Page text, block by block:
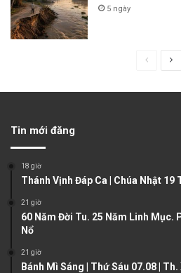
5 ngày
u
g
Tin mới đăng
18 giờ
Thánh Vịnh Đáp Ca | Chúa Nhật 19
21 giờ
60 Năm Đời Tu. 25 Năm Linh Mục.
Nổ
21 giờ
Bánh Mì Sáng | Thứ Sáu 07.08 |